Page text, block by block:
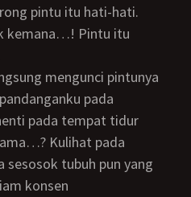
pintu itu hati-hati.
kemana…! Pintu itu
pada
pada tempat tidur
Kulihat pada
tubuh pun yang
konsen